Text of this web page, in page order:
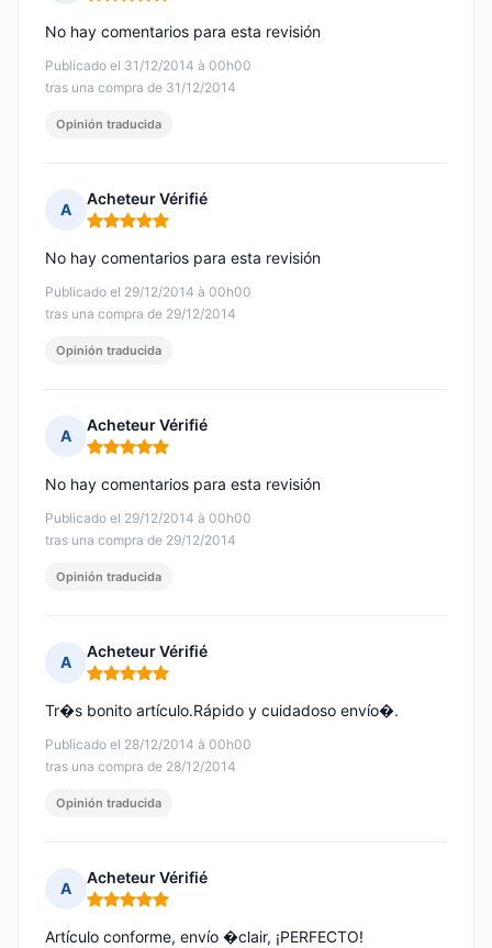
Publicado el 31/12/2014 à 00h00
tras una compra de 31/12/2014
No hay comentarios para esta revisión
Opinión traducida
A
Acheteur Vérifié
Nota: 5 de 5
Publicado el 29/12/2014 à 00h00
tras una compra de 29/12/2014
No hay comentarios para esta revisión
Opinión traducida
A
Acheteur Vérifié
Nota: 5 de 5
Publicado el 29/12/2014 à 00h00
tras una compra de 29/12/2014
No hay comentarios para esta revisión
Opinión traducida
A
Acheteur Vérifié
Nota: 5 de 5
Publicado el 28/12/2014 à 00h00
tras una compra de 28/12/2014
Tr�s bonito artículo.Rápido y cuidadoso envío�.
Opinión traducida
A
Acheteur Vérifié
Nota: 5 de 5
Artículo conforme, envío �clair, ¡PERFECTO!